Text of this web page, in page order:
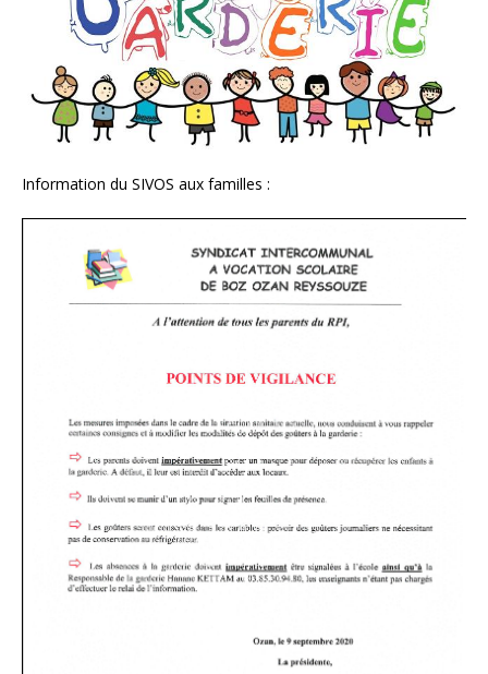
Information du SIVOS aux familles :